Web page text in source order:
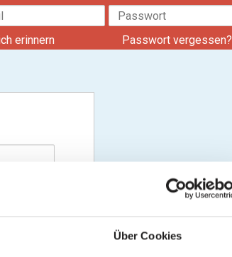
Über Cookies
erinnern Passwort vergessen?